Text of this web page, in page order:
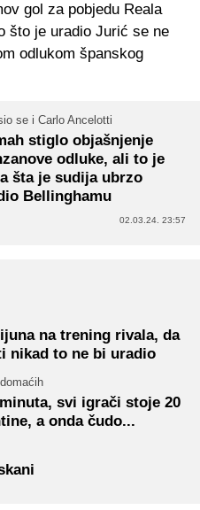
gol za pobjedu Reala
što je uradio Jurić se ne
odlukom španskog
se i Carlo Ancelotti
stiglo objašnjenje
odluke, ali to je
šta je sudija ubrzo
Bellinghamu
02.03.24. 23:57
na trening rivala, da
nikad to ne bi uradio
svi igrači stoje 20
a onda čudo...